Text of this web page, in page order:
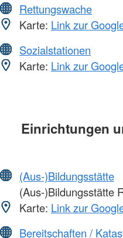
Rettungswache
Karte: Link zur
Sozialstationen
Karte: Link zur
Einrichtungen
(Aus-)Bildungsstätte
(Aus-)Bildungsstätte
Karte: Link zur
Bereitschaften /